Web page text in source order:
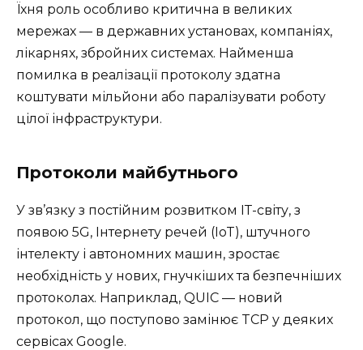
Їхня роль особливо критична в великих
мережах — в державних установах, компаніях,
лікарнях, збройних системах. Найменша
помилка в реалізації протоколу здатна
коштувати мільйони або паралізувати роботу
цілої інфраструктури.
Протоколи майбутнього
У зв’язку з постійним розвитком ІТ-світу, з
появою 5G, Інтернету речей (IoT), штучного
інтелекту і автономних машин, зростає
необхідність у нових, гнучкіших та безпечніших
протоколах. Наприклад, QUIC — новий
протокол, що поступово замінює TCP у деяких
сервісах Google.